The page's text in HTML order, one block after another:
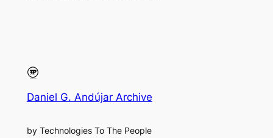
Daniel G. Andújar Archive
by Technologies To The People